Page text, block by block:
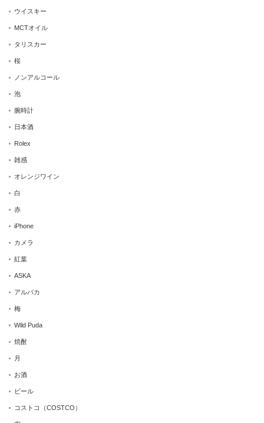
ウイスキー
MCTオイル
タリスカー
桜
ノンアルコール
泡
腕時計
日本酒
Rolex
雑感
オレンジワイン
白
赤
iPhone
カメラ
紅葉
ASKA
アルパカ
梅
Wild Puda
焼酎
月
お酒
ビール
コストコ（COSTCO）